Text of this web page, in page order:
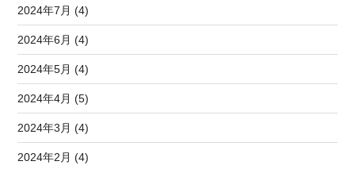
2024年7月 (4)
2024年6月 (4)
2024年5月 (4)
2024年4月 (5)
2024年3月 (4)
2024年2月 (4)